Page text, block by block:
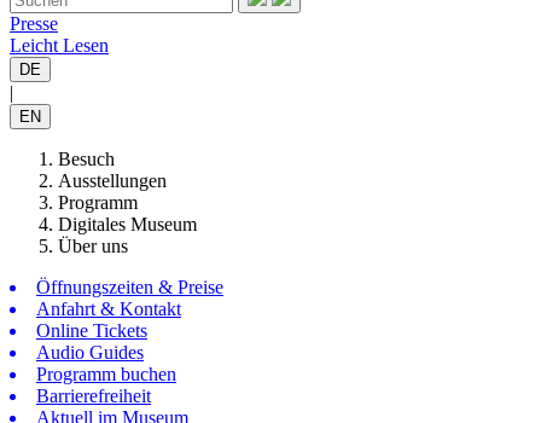
Presse
Leicht Lesen
DE
|
EN
Besuch
Ausstellungen
Programm
Digitales Museum
Über uns
Öffnungszeiten & Preise
Anfahrt & Kontakt
Online Tickets
Audio Guides
Programm buchen
Barrierefreiheit
Aktuell im Museum